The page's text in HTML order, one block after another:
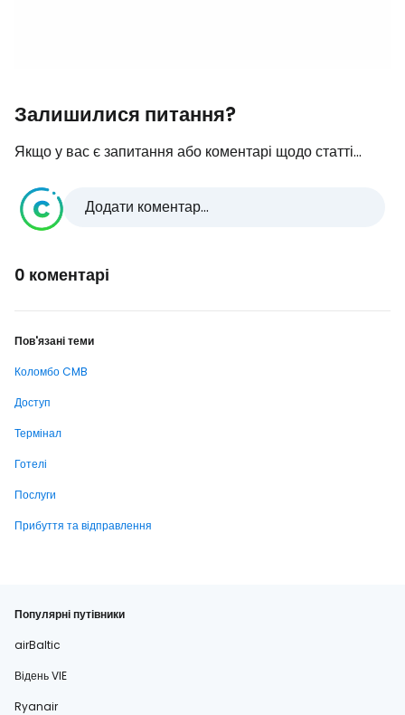
Залишилися питання?
Якщо у вас є запитання або коментарі щодо статті...
Додати коментар...
0 коментарі
Пов'язані теми
Коломбо CMB
Доступ
Термінал
Готелі
Послуги
Прибуття та відправлення
Популярні путівники
airBaltic
Відень VIE
Ryanair